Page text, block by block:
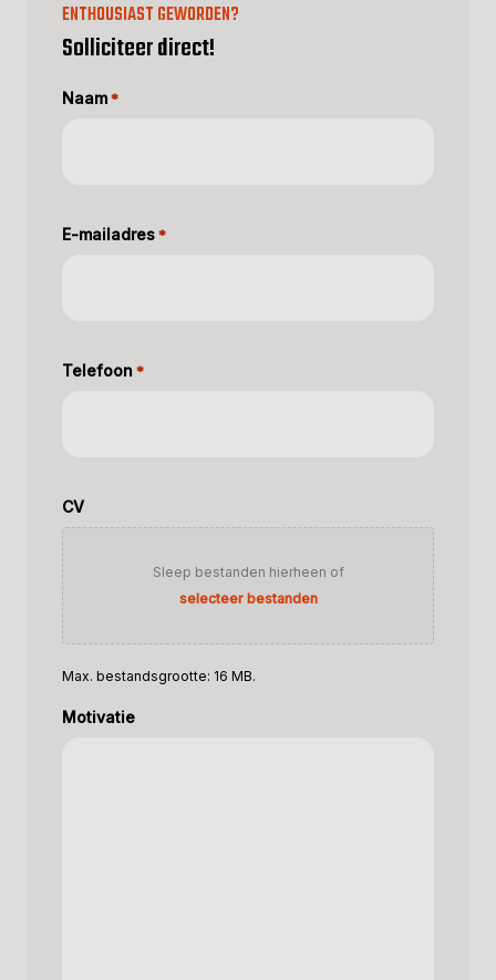
ENTHOUSIAST GEWORDEN?
Solliciteer direct!
Naam *
E-mailadres *
Telefoon *
CV
Sleep bestanden hierheen of
selecteer bestanden
Max. bestandsgrootte: 16 MB.
Motivatie